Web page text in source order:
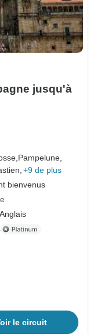
jusqu'à
Pampelune,
+9 de plus
bienvenus
le circuit